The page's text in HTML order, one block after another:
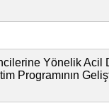
Yönelik
Programının